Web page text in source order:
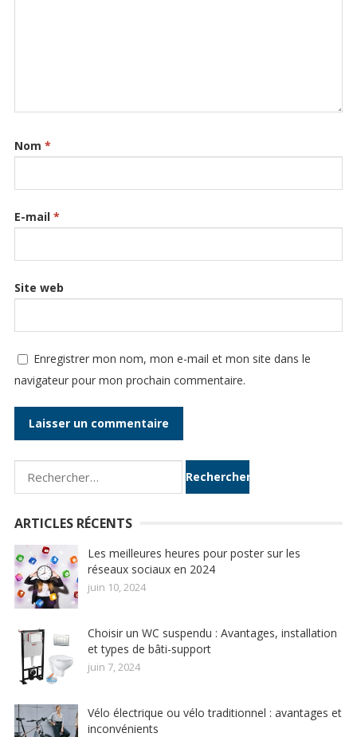
Nom *
E-mail *
Site web
Enregistrer mon nom, mon e-mail et mon site dans le
navigateur pour mon prochain commentaire.
Rechercher :
ARTICLES RÉCENTS
Les meilleures heures pour poster sur les
réseaux sociaux en 2024
juin 10, 2024
Choisir un WC suspendu : Avantages, installation
et types de bâti-support
juin 7, 2024
Vélo électrique ou vélo traditionnel : avantages et
inconvénients